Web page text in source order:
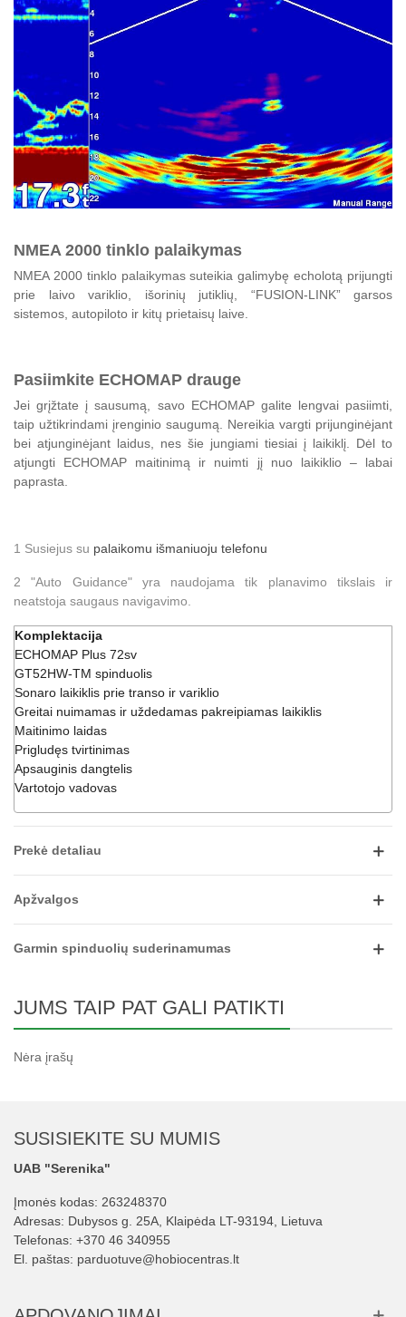
NMEA 2000 tinklo palaikymas
NMEA 2000 tinklo palaikymas suteikia galimybę echolotą prijungti
prie laivo variklio, išorinių jutiklių, “FUSION-LINK” garsos
sistemos, autopiloto ir kitų prietaisų laive.
Pasiimkite ECHOMAP drauge
Jei grįžtate į sausumą, savo ECHOMAP galite lengvai pasiimti,
taip užtikrindami įrenginio saugumą. Nereikia vargti prijunginėjant
bei atjunginėjant laidus, nes šie jungiami tiesiai į laikiklį. Dėl to
atjungti ECHOMAP maitinimą ir nuimti jį nuo laikiklio – labai
paprasta.
1 Susiejus su palaikomu išmaniuoju telefonu
2 "Auto Guidance" yra naudojama tik planavimo tikslais ir
neatstoja saugaus navigavimo.
Komplektacija
ECHOMAP Plus 72sv
GT52HW-TM spinduolis
Sonaro laikiklis prie transo ir variklio
Greitai nuimamas ir uždedamas pakreipiamas laikiklis
Maitinimo laidas
Prigludęs tvirtinimas
Apsauginis dangtelis
Vartotojo vadovas
Prekė detaliau
Apžvalgos
Garmin spinduolių suderinamumas
JUMS TAIP PAT GALI PATIKTI
Nėra įrašų
SUSISIEKITE SU MUMIS
UAB "Serenika"
Įmonės kodas: 263248370
Adresas: Dubysos g. 25A, Klaipėda LT-93194, Lietuva
Telefonas: +370 46 340955
El. paštas: parduotuve@hobiocentras.lt